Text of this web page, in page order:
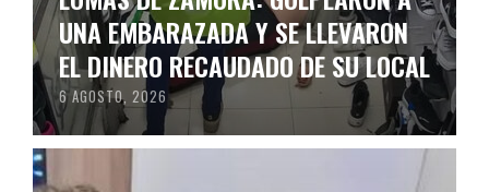
UNA EMBARAZADA Y SE LLEVARON
EL DINERO RECAUDADO DE SU LOCAL
6 AGOSTO, 2026